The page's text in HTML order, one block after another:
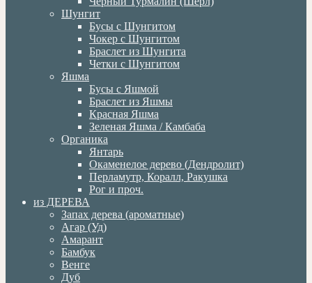
Шунгит
Бусы с Шунгитом
Чокер с Шунгитом
Браслет из Шунгита
Четки с Шунгитом
Яшма
Бусы с Яшмой
Браслет из Яшмы
Красная Яшма
Зеленая Яшма / Камбаба
Органика
Янтарь
Окаменелое дерево (Дендролит)
Перламутр, Коралл, Ракушка
Рог и проч.
из ДЕРЕВА
Запах дерева (ароматные)
Агар (Уд)
Амарант
Бамбук
Венге
Дуб